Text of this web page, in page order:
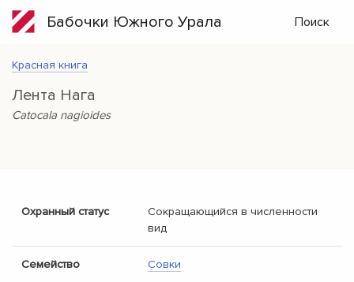
Бабочки Южного Урала Поиск
Красная книга
Лента Нага
Catocala nagioides
Охранный статус
Сокращающийся в численности
вид
Семейство Совки